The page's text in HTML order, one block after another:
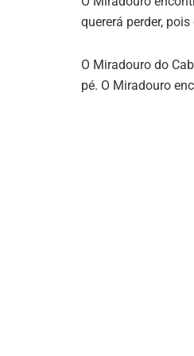
quererá perder,
O Miradouro do
pé. O Miradouro